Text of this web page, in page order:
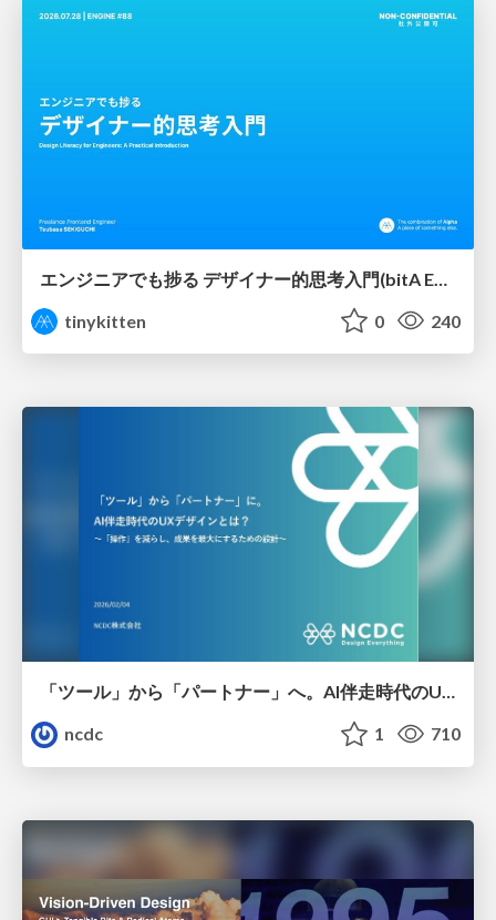
tinykitten
0 240
「ツール」から「パートナー」へ。AI伴走時代のUXデザインとは？～操作を減らし、成果を最大にするための設計～
ncdc
1 710